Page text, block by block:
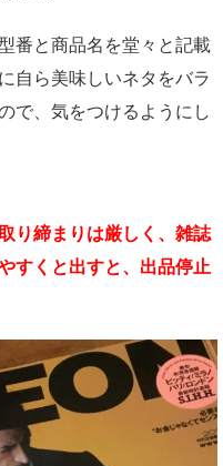
番と商品名を堂々と記載
自ら美味しいネタをバラ
で、気をつけるようにし
り締まりは厳しく、雑誌
すくと出すと、出品停止